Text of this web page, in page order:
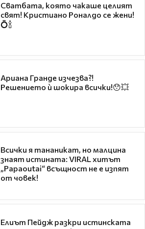
Сватбата, която чакаше целият
свят! Кристиано Роналдо се жени!
💍🍾
Ариана Гранде изчезва?!
Решението ѝ шокира всички!😯💥
Всички я тананикат, но малцина
знаят истината: VIRAL хитът
„Papaoutai“ всъщност не е изпят
от човек!
Елиът Пейдж разкри истинската